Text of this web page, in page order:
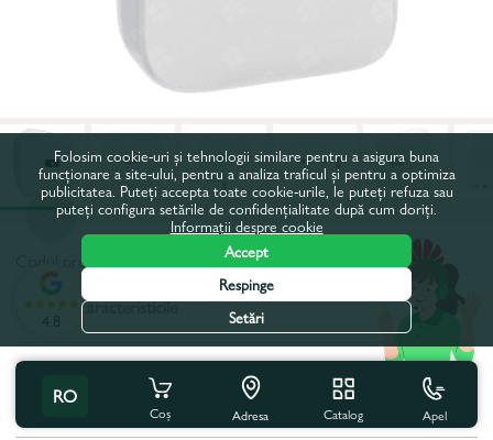
Codul produsului:
Toate caracteristicile
Specificațiile produsului
Putere maxima aparenta, W: 10000
RO
Coș Adresa Catalog Apel
4.8
Folosim cookie-uri și tehnologii similare pentru a asigura buna
funcționare a site-ului, pentru a analiza traficul și pentru a optimiza
publicitatea. Puteți accepta toate cookie-urile, le puteți refuza sau
puteți configura setările de confidențialitate după cum doriți.
Informații despre cookie
Accept
Respinge
Setări